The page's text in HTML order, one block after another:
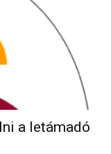
a letámadó